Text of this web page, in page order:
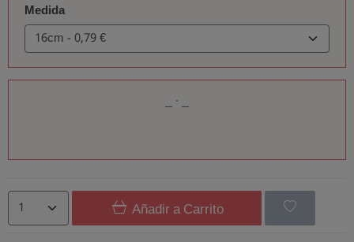
Medida
Añadir a Carrito